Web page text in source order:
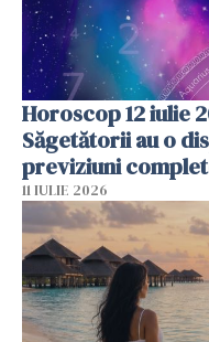
Horoscop 12 iulie
Săgetătorii au o
previziuni
11 IULIE 2026